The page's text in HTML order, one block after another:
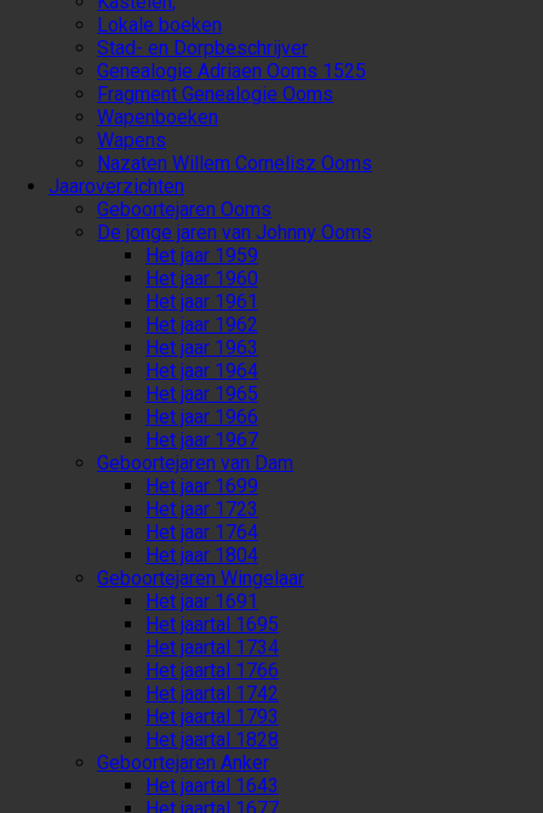
Lokale boeken
Stad- en Dorpbeschrijver
Genealogie Adriaen Ooms 1525
Fragment Genealogie Ooms
Wapenboeken
Wapens
Nazaten Willem Cornelisz Ooms
Jaaroverzichten
Geboortejaren Ooms
De jonge jaren van Johnny Ooms
Het jaar 1959
Het jaar 1960
Het jaar 1961
Het jaar 1962
Het jaar 1963
Het jaar 1964
Het jaar 1965
Het jaar 1966
Het jaar 1967
Geboortejaren van Dam
Het jaar 1699
Het jaar 1723
Het jaar 1764
Het jaar 1804
Geboortejaren Wingelaar
Het jaar 1691
Het jaartal 1695
Het jaartal 1734
Het jaartal 1766
Het jaartal 1742
Het jaartal 1793
Het jaartal 1828
Geboortejaren Anker
Het jaartal 1643